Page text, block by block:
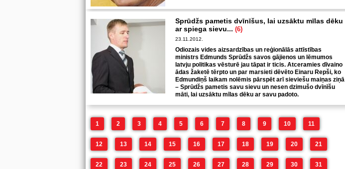
Sprūdžs pametis dvīnīšus, lai uzsāktu mīlas dēku
ar spiega sievu... (6)
23.11.2012.
Odiozais vides aizsardzības un reģionālās attīstības
ministrs Edmunds Sprūdžs savos gājienos un lēmumos
latvju politikas vēsturē jau tāpat ir ticis. Atceramies dīvaino
ādas žaketē tērpto un par marsieti dēvēto Einaru Repši, ko
Edmundiņš laikam nolēmis pārspēt arī sieviešu maiņas ziņā
– Sprūdžs pametis savu sievu un nesen dzimušo dvīnīšu
māti, lai uzsāktu mīlas dēku ar savu padoto.
1 2 3 4 5 6 7 8 9 10 11
12 13 14 15 16 17 18 19 20 21
22 23 24 25 26 27 28 29 30 31